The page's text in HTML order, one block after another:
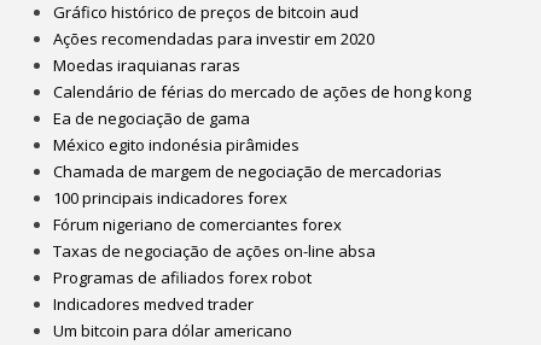
Gráfico histórico de preços de bitcoin aud
Ações recomendadas para investir em 2020
Moedas iraquianas raras
Calendário de férias do mercado de ações de hong kong
Ea de negociação de gama
México egito indonésia pirâmides
Chamada de margem de negociação de mercadorias
100 principais indicadores forex
Fórum nigeriano de comerciantes forex
Taxas de negociação de ações on-line absa
Programas de afiliados forex robot
Indicadores medved trader
Um bitcoin para dólar americano